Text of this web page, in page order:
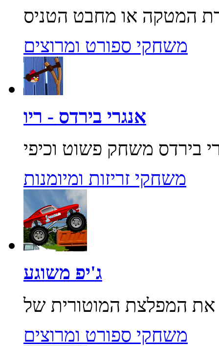
משחקי ספורט ומרוצים
אנגרי בירדס - ריו
משחקי זריזות ומיומנות
ג'יפ משוגע
משחקי ספורט ומרוצים